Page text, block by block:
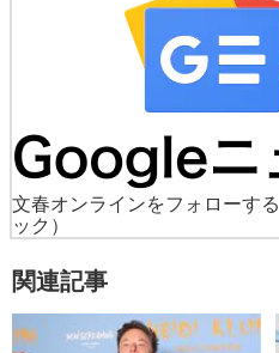
文春オンラインをフォローする
ック）
関連記事